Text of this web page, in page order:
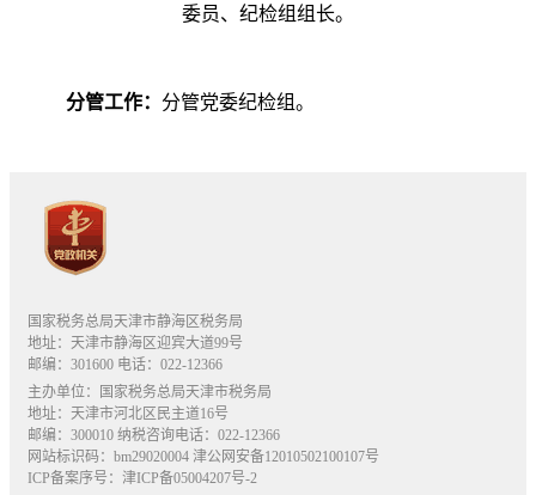
委员、纪检组组长。
分管工作： 分管党委纪检组。
国家税务总局天津市静海区税务局
地址：天津市静海区迎宾大道99号
邮编：301600 电话：022-12366
主办单位：国家税务总局天津市税务局
地址：天津市河北区民主道16号
邮编：300010 纳税咨询电话：022-12366
网站标识码：bm29020004 津公网安备12010502100107号
ICP备案序号：津ICP备05004207号-2